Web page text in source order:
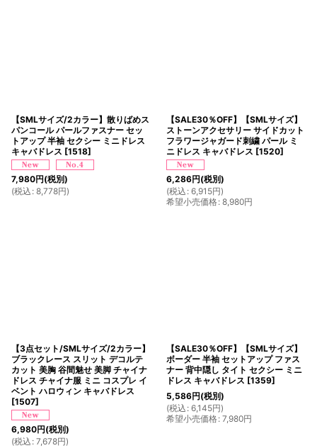
【SMLサイズ/2カラー】散りばめス
パンコール パールファスナー セッ
トアップ 半袖 セクシー ミニドレス
キャバドレス [1518]
7,980円(税別)
(税込 : 8,778円)
【SALE30％OFF】【SMLサイズ】
ストーンアクセサリー サイドカット
フラワージャガード刺繍 パール ミ
ニドレス キャバドレス [1520]
6,286円(税別)
(税込 : 6,915円)
希望小売価格: 8,980円
【3点セット/SMLサイズ/2カラー】
ブラックレース スリット デコルテ
カット 美胸 谷間魅せ 美脚 チャイナ
ドレス チャイナ服 ミニ コスプレ イ
ベント ハロウィン キャバドレス
[1507]
6,980円(税別)
(税込 : 7,678円)
【SALE30％OFF】【SMLサイズ】
ボーダー 半袖 セットアップ ファス
ナー 背中隠し タイト セクシー ミニ
ドレス キャバドレス [1359]
5,586円(税別)
(税込 : 6,145円)
希望小売価格: 7,980円